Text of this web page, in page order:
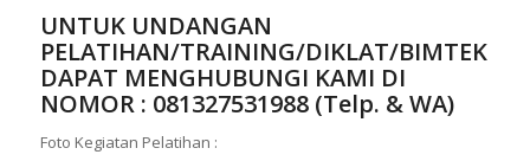
UNTUK UNDANGAN
PELATIHAN/TRAINING/DIKLAT/BIMTEK
DAPAT MENGHUBUNGI KAMI DI
NOMOR : 081327531988 (Telp. & WA)
Foto Kegiatan Pelatihan :